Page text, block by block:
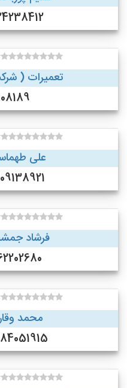
09124238412
تعمیرات (
()
علی
09309138921
فرشاد
09362202680
محمد
09384051915